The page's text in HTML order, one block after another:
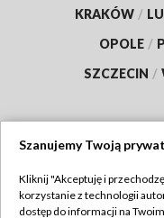
KRAKÓW /
OPOLE /
SZCZECIN /
Szanujemy Twoją
Kliknij "Akceptuję i
korzystanie z technologii
dostęp do informacji na